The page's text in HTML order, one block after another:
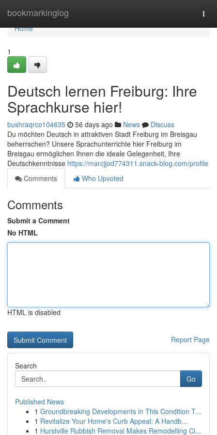
bookmarkinglog
Home
Home
1
Deutsch lernen Freiburg: Ihre
Sprachkurse hier!
bushraqrco104635 56 days ago News
Discuss
Du möchten Deutsch in attraktiven Stadt Freiburg im Breisgau
beherrschen? Unsere Sprachunterrichte hier Freiburg im
Breisgau ermöglichen Ihnen die ideale Gelegenheit, Ihre
Deutschkenntnisse https://marcjjod774311.snack-blog.com/profile
Comments
Who Upvoted
Comments
Submit a Comment
No HTML
HTML is disabled
Report Page
Search
Go
Published News
1 Groundbreaking Developments in This Condition T...
1 Revitalize Your Home's Curb Appeal: A Handb...
1 Hurstville Rubbish Removal Makes Remodelling Cl...